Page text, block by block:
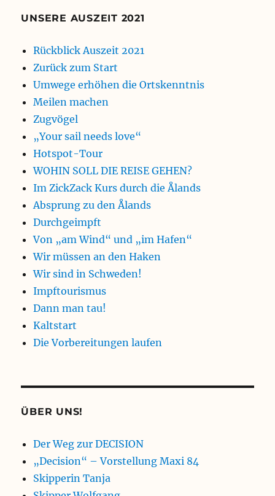
UNSERE AUSZEIT 2021
Rückblick Auszeit 2021
Zurück zum Start
Umwege erhöhen die Ortskenntnis
Meilen machen
Zugvögel
„Your sail needs love“
Hotspot-Tour
WOHIN SOLL DIE REISE GEHEN?
Im ZickZack Kurs durch die Ålands
Absprung zu den Ålands
Durchgeimpft
Von „am Wind“ und „im Hafen“
Wir müssen an den Haken
Wir sind in Schweden!
Impftourismus
Dann man tau!
Kaltstart
Die Vorbereitungen laufen
ÜBER UNS!
Der Weg zur DECISION
„Decision“ – Vorstellung Maxi 84
Skipperin Tanja